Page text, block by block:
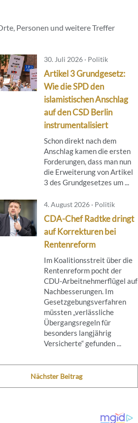
Personen und weitere Treffer
30. Juli 2026 · Politik
Artikel 3 Grundgesetz:
Wie die SPD den
islamistischen Anschlag
auf den CSD Berlin
instrumentalisiert
Schon direkt nach dem
Anschlag kamen die ersten
Forderungen, dass man nun
die Erweiterung von Artikel
3 des Grundgesetzes um ...
4. August 2026 · Politik
CDA-Chef Radtke dringt
auf Korrekturen bei
Rentenreform
Im Koalitionsstreit über die
Rentenreform pocht der
CDU-Arbeitnehmerflügel auf
Nachbesserungen. Im
Gesetzgebungsverfahren
müssten „verlässliche
Übergangsregeln für
besonders langjährig
Versicherte“ gefunden ...
Nächster Beitrag